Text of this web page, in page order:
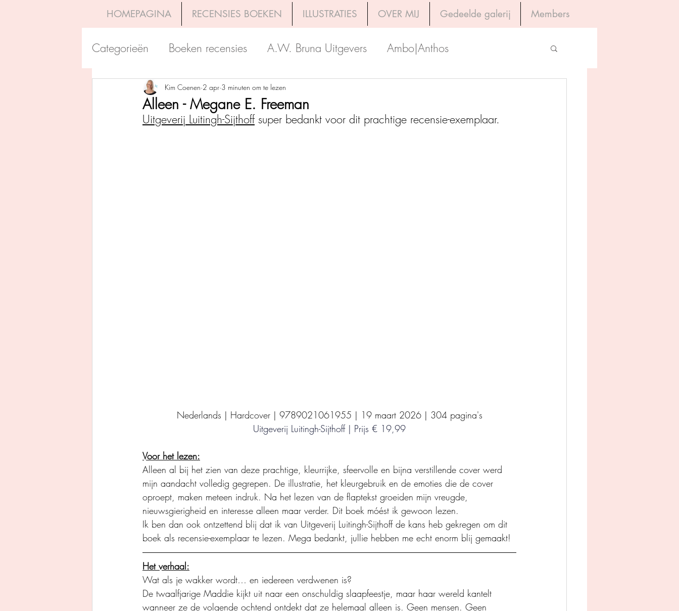
HOMEPAGINA RECENSIES BOEKEN ILLUSTRATIES OVER MIJ Gedeelde galerij Members
Categorieën Boeken recensies A.W. Bruna Uitgevers Ambo|Anthos
Uitgeverij Pelckmans Boekerij Uitgeverij Luitingh-Sijthoff
Overamstel Uitgevers Godijn Publishing Kosmos Uitgevers The House of Books
Alleen - Megane E. Freeman
Kim Coenen 2 apr 3 minuten om te lezen
Uitgeverij Luitingh-Sijthoff super bedankt voor dit prachtige recensie-exemplaar.
Nederlands | Hardcover | 9789021061955 | 19 maart 2026 | 304 pagina's
Uitgeverij Luitingh-Sijthoff | Prijs € 19,99
Voor het lezen:
Alleen al bij het zien van deze prachtige, kleurrijke, sfeervolle en bijna verstillende cover werd
mijn aandacht volledig gegrepen. De illustratie, het kleurgebruik en de emoties die de cover
oproept, maken meteen indruk. Na het lezen van de flaptekst groeiden mijn vreugde,
nieuwsgierigheid en interesse alleen maar verder. Dit boek móést ik gewoon lezen.
Ik ben dan ook ontzettend blij dat ik van Uitgeverij Luitingh-Sijthoff de kans heb gekregen om dit
boek als recensie-exemplaar te lezen. Mega bedankt, jullie hebben me echt enorm blij gemaakt!
Het verhaal:
Wat als je wakker wordt… en iedereen verdwenen is?
De twaalfjarige Maddie kijkt uit naar een onschuldig slaapfeestje, maar haar wereld kantelt
wanneer ze de volgende ochtend ontdekt dat ze helemaal alleen is. Geen mensen. Geen